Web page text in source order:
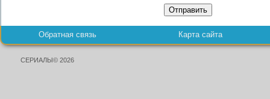
Отправить
Обратная связь Карта сайта
СЕРИАЛЫ© 2026